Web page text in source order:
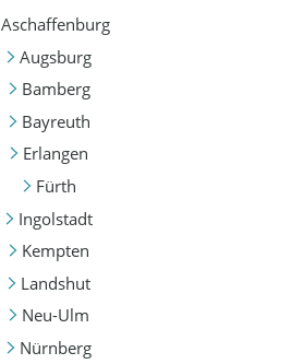
Aschaffenburg
Augsburg
Bamberg
Bayreuth
Erlangen
Fürth
Ingolstadt
Kempten
Landshut
Neu-Ulm
Nürnberg